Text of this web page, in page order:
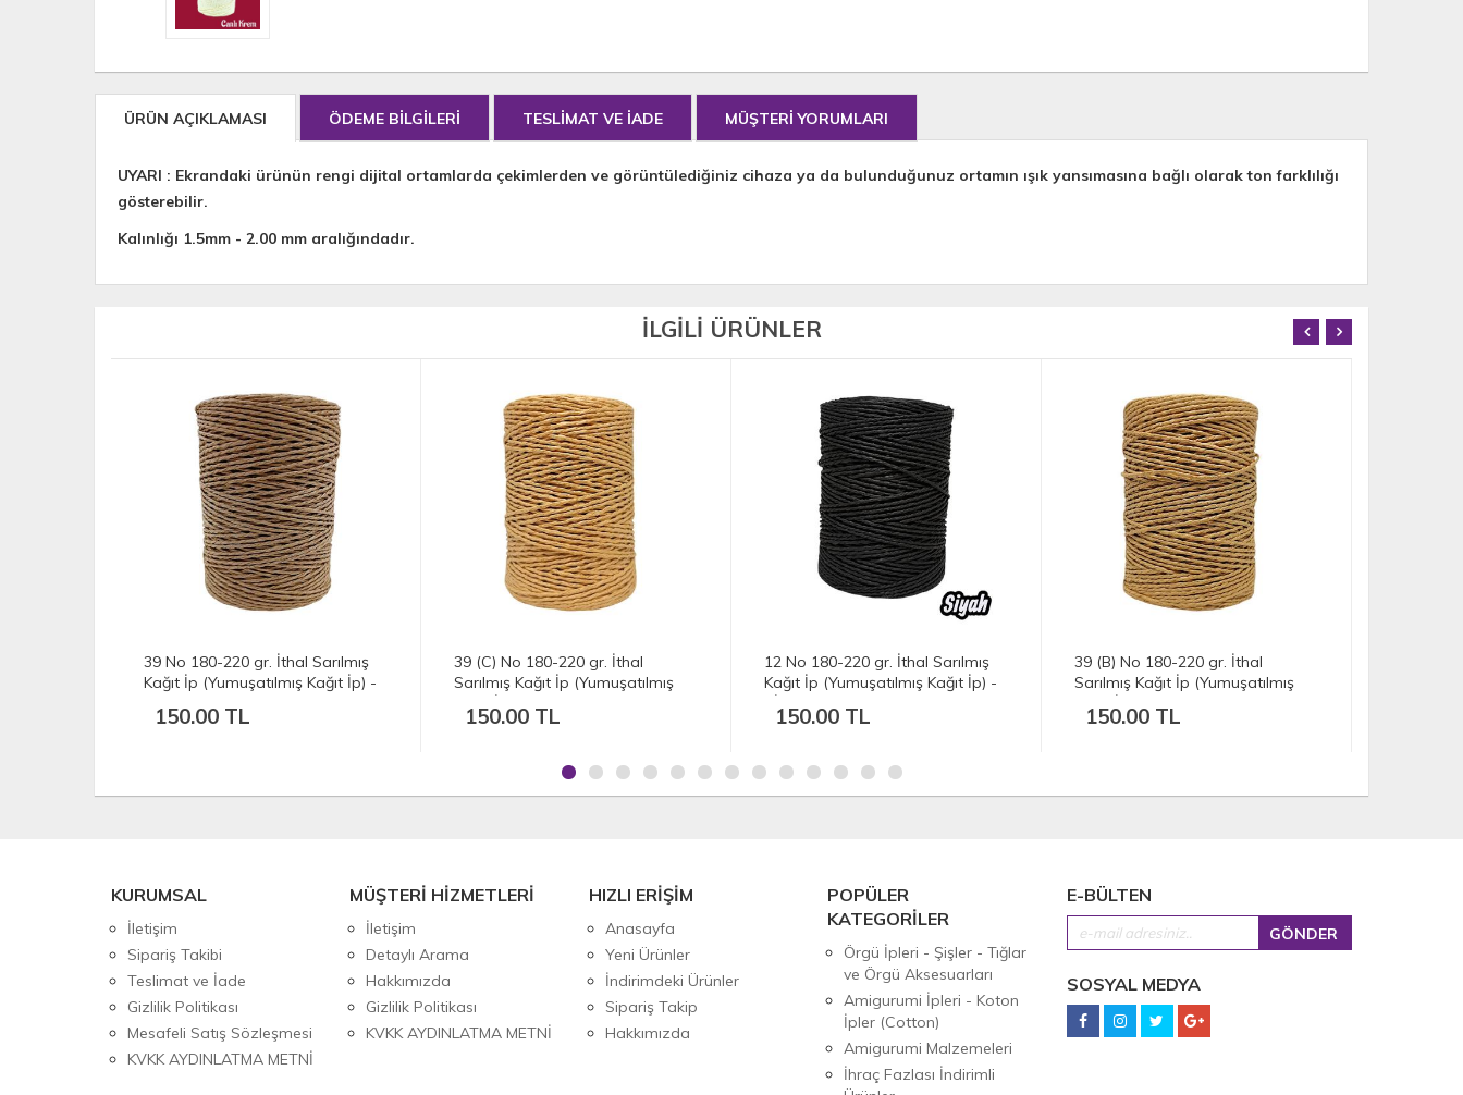
ÜRÜN AÇIKLAMASI ÖDEME BİLGİLERİ TESLİMAT VE İADE MÜŞTERİ YORUMLARI
UYARI : Ekrandaki ürünün rengi dijital ortamlarda çekimlerden ve görüntülediğiniz cihaza ya da bulunduğunuz ortamın ışık yansımasına bağlı olarak ton farklılığı
gösterebilir.
Kalınlığı 1.5mm - 2.00 mm aralığındadır.
İLGİLİ ÜRÜNLER
39 (C) No 180-220 gr. İthal
Sarılmış Kağıt İp (Yumuşatılmış
150.00 TL
12 No 180-220 gr. İthal Sarılmış
Kağıt İp (Yumuşatılmış Kağıt İp) -
150.00 TL
39 (B) No 180-220 gr. İthal
Sarılmış Kağıt İp (Yumuşatılmış
150.00 TL
59 No 180-220 gr. İthal Sarılmış
Kağıt İp (Yumuşatılmış Kağıt İp) -
150.00 TL
KURUMSAL
İletişim
Sipariş Takibi
Teslimat ve İade
Gizlilik Politikası
Mesafeli Satış Sözleşmesi
KVKK AYDINLATMA METNİ
MÜŞTERİ HİZMETLERİ
İletişim
Detaylı Arama
Hakkımızda
Gizlilik Politikası
KVKK AYDINLATMA METNİ
HIZLI ERİŞİM
Anasayfa
Yeni Ürünler
İndirimdeki Ürünler
Sipariş Takip
Hakkımızda
POPÜLER
KATEGORİLER
Örgü İpleri - Şişler - Tığlar
ve Örgü Aksesuarları
Amigurumi İpleri - Koton
İpler (Cotton)
Amigurumi Malzemeleri
İhraç Fazlası İndirimli
E-BÜLTEN
SOSYAL MEDYA